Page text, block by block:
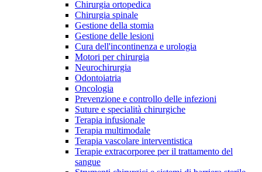
Catalogo prodotti
Trova il prodotto che stai cercando. Visita il catalogo B.
Braun con il nostro portfolio completo.
Hai domande o richieste? Scrivici per entrare subito in
contatto con un nostro referente.
Chirurgia ortopedica
Chirurgia spinale
Gestione della stomia
Gestione delle lesioni
Cura dell'incontinenza e urologia
Motori per chirurgia
Neurochirurgia
Odontoiatria
Oncologia
Prevenzione e controllo delle infezioni
Suture e specialità chirurgiche
Terapia infusionale
Terapia multimodale
Terapia vascolare interventistica
Terapie extracorporee per il trattamento del
sangue